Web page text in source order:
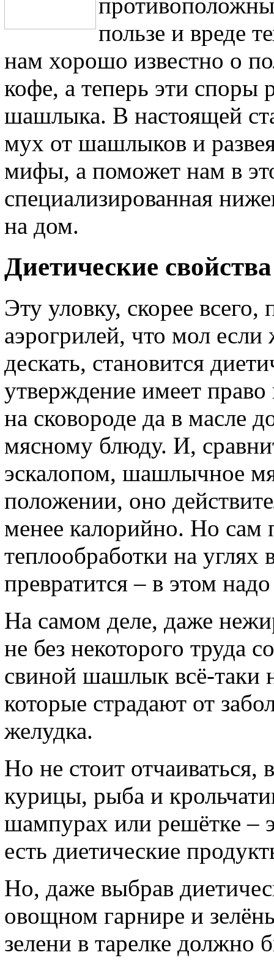
пользе и вреде
нам хорошо известно о
кофе, а теперь эти споры
шашлыка. В настоящей
мух от шашлыков и
мифы, а поможет нам в
специализированная
на дом.
Диетические
Эту уловку, скорее
аэрогрилей, что мол
дескать, становится
утверждение имеет
на сковороде да в масле
мясному блюду. И,
эскалопом, шашлычное
положении, оно
менее калорийно. Но сам
теплообработки на углях
превратится – в этом надо
На самом деле, даже
не без некоторого труда
свиной шашлык всё-таки
которые страдают от
желудка.
Но не стоит отчаиваться,
курицы, рыба и
шампурах или решётке –
есть диетические
Но, даже выбрав
овощном гарнире и
зелени в тарелке должно